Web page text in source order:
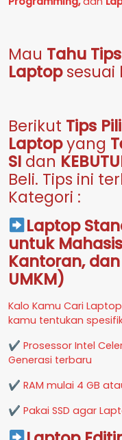
Mau Tahu
Laptopsesuai
Berikut Tips
Laptopyang
SI dan
Beli. Tips ini
Kategori :
Laptop
untuk
Kantoran,
UMKM)
Kalo Kamu Cari
kamu tentukan
✔ Prosessor Intel
Generasi terbaru
✔ RAM mulai 4 GB
✔ Pakai SSD agar